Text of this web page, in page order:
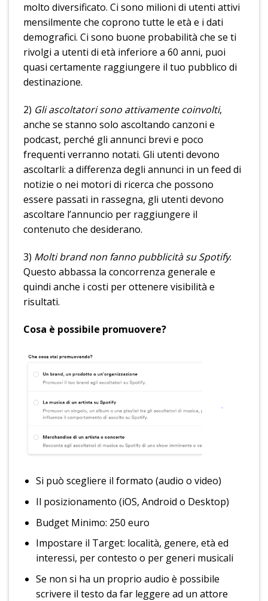
molto diversificato. Ci sono milioni di utenti attivi
mensilmente che coprono tutte le età e i dati
demografici. Ci sono buone probabilità che se ti
rivolgi a utenti di età inferiore a 60 anni, puoi
quasi certamente raggiungere il tuo pubblico di
destinazione.
2) Gli ascoltatori sono attivamente coinvolti,
anche se stanno solo ascoltando canzoni e
podcast, perché gli annunci brevi e poco
frequenti verranno notati. Gli utenti devono
ascoltarli: a differenza degli annunci in un feed di
notizie o nei motori di ricerca che possono
essere passati in rassegna, gli utenti devono
ascoltare l’annuncio per raggiungere il
contenuto che desiderano.
3) Molti brand non fanno pubblicità su Spotify.
Questo abbassa la concorrenza generale e
quindi anche i costi per ottenere visibilità e
risultati.
Cosa è possibile promuovere?
Si può scegliere il formato (audio o video)
Il posizionamento (iOS, Android o Desktop)
Budget Minimo: 250 euro
Impostare il Target: località, genere, età ed
interessi, per contesto o per generi musicali
Se non si ha un proprio audio è possibile
scrivere il testo da far leggere ad un attore